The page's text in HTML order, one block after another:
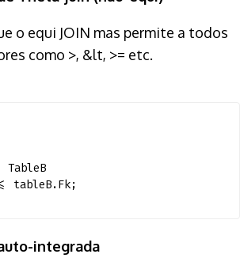
o equi JOIN mas permite a todos
como >, &lt, >= etc.
TableB
tableB.Fk;
integrada